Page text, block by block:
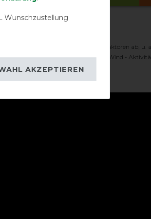
Temperaturbereich hängt von vielen Faktoren ab, u.
- Sonnenschein - Feuchtigkeit - Wind -
Wunschzustellung
AKZEPTIEREN